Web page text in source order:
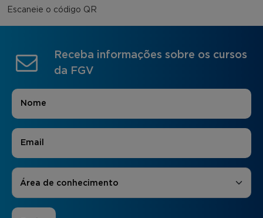
Escaneie o código QR
Receba informações sobre os cursos
da FGV
Nome
E-mail
Áreas de Interesse
Área de conhecimento